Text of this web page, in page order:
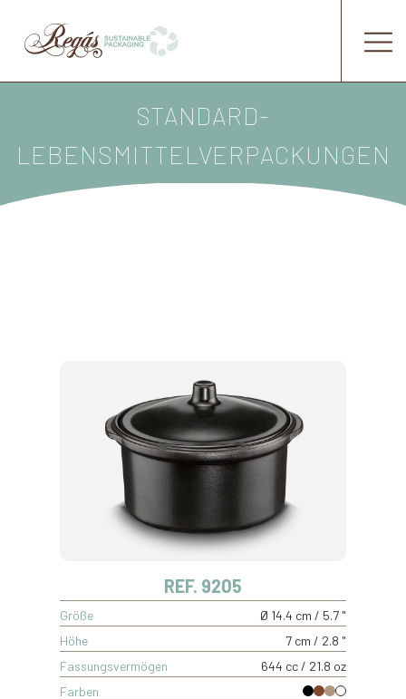
STANDARD-
LEBENSMITTELVERPACKUNGEN
REF. 9205
Größe
Ø 14.4 cm / 5.7 "
Höhe
7 cm / 2.8 "
Fassungsvermögen
644 cc / 21.8 oz
Farben